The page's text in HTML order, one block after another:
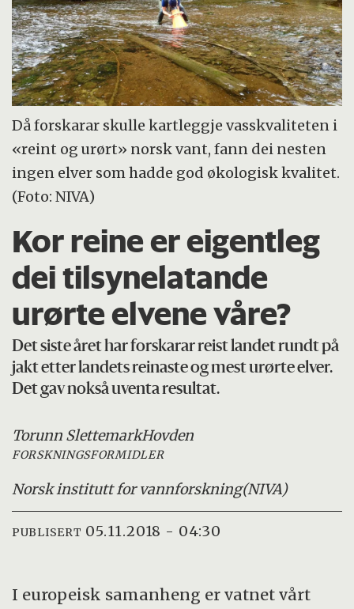
Då forskarar skulle kartleggje vasskvaliteten i
«reint og urørt» norsk vant, fann dei nesten
ingen elver som hadde god økologisk kvalitet.
(Foto: NIVA)
Kor reine er eigentleg
dei tilsynelatande
urørte elvene våre?
Det siste året har forskarar reist landet rundt på
jakt etter landets reinaste og mest urørte elver.
Det gav nokså uventa resultat.
Torunn SlettemarkHovden
FORSKNINGSFORMIDLER
Norsk institutt for vannforskning(NIVA)
PUBLISERT 05.11.2018 - 04:30
I europeisk samanheng er vatnet vårt